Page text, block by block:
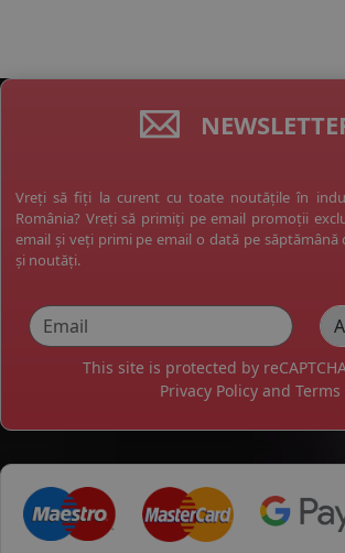
Vreți să fiți la curent cu toate noutățile în
România? Vreți să primiți pe email promoții
email și veți primi pe email o dată pe săptămână
și noutăți.
This site is protected by
Privacy Policy and Terms